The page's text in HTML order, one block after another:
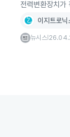
전력변환장치가
이지트로닉
뉴시스